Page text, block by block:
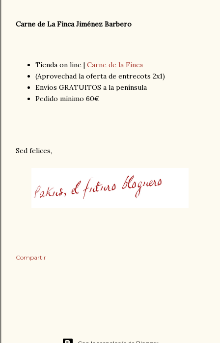
Carne de La Finca Jiménez Barbero
Tienda on line | Carne de la Finca
(Aprovechad la oferta de entrecots 2x1)
Envíos GRATUITOS a la península
Pedido mínimo 60€
Sed felices,
Compartir